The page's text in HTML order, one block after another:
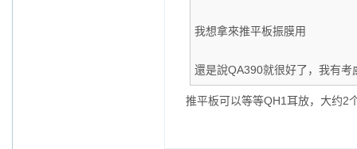
我想拿來推平板振膜用
還是說QA390就很好了，我有考
推平板可以等等QH1耳放，大约2